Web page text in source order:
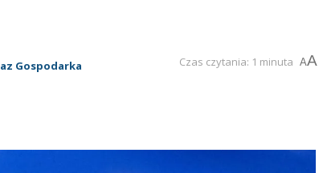
Gospodarka Czas czytania: 1 minuta AA